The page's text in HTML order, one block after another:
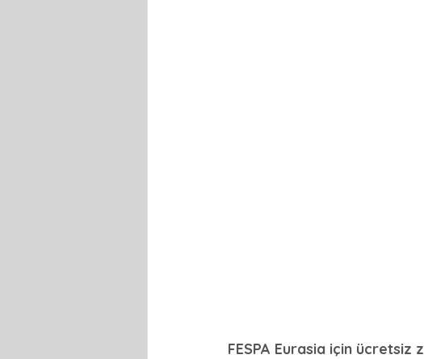
FESPA Eurasia için ücretsiz